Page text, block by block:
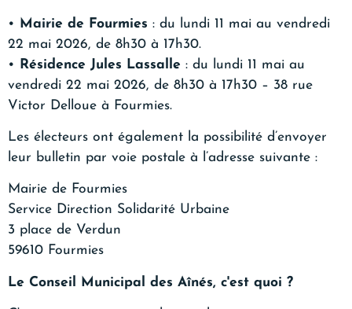
• Mairie de Fourmies : du lundi 11 mai au vendredi
22 mai 2026, de 8h30 à 17h30.
•
Résidence Jules Lassalle : du lundi 11 mai au
vendredi 22 mai 2026, de 8h30 à 17h30 – 38 rue
Victor Delloue à Fourmies.
Les électeurs ont également la possibilité d’envoyer
leur bulletin par voie postale à l’adresse suivante :
Mairie de Fourmies
Service Direction Solidarité Urbaine
3 place de Verdun
59610 Fourmies
Le Conseil Municipal des Aînés, c'est quoi ?